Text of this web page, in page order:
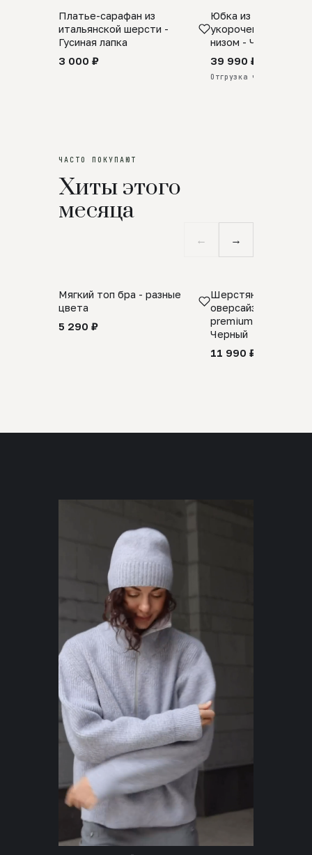
SALE
Платье-сарафан из
итальянской шерсти -
Гусиная лапка
3 000 ₽
ПРЕДЗАКАЗ
Юбка из
укороченная с
низом - Черный
39 990 ₽
Отгрузка через 25 дней
ЧАСТО ПОКУПАЮТ
Хиты этого
месяца
← →
Мягкий топ бра - разные
цвета
5 290 ₽
Шерстяной свитер
оверсайз 100%
premium merino
Черный
11 990 ₽